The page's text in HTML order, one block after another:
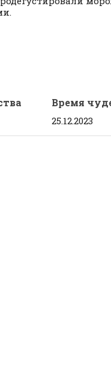
Время
25.12.2023